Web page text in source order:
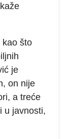
kao što
je
on nije
a treće
u javnosti,